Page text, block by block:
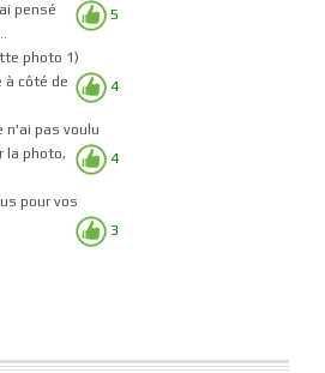
5
pensé
4
photo 1)
à côté de
4
n'ai pas voulu
la photo,
3
pour vos